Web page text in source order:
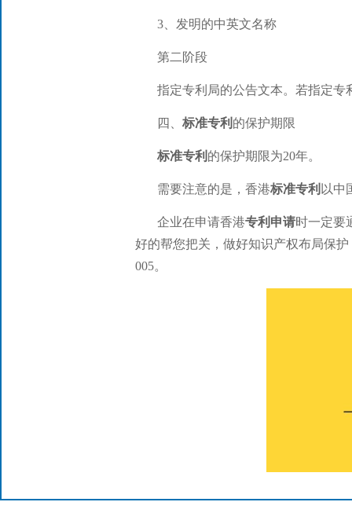
3、发明的中英文名称
第二阶段
指定专利局的公告文本。若指定
四、 标准专利 的保护期限
标准专利 的保护期限为20年。
需要注意的是，香港标准专利 以中
企业在申请香港专利申请时一定要
好的帮您把关，做好知识产权布局保
005。